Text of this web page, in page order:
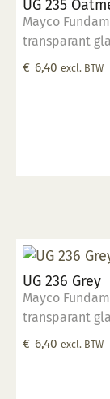
UG 235
Mayco
transparant
Geschikt voor
€ 6,40 excl. BTW
UG 236 Grey
Mayco
transparant
Geschikt voor
€ 6,40 excl. BTW